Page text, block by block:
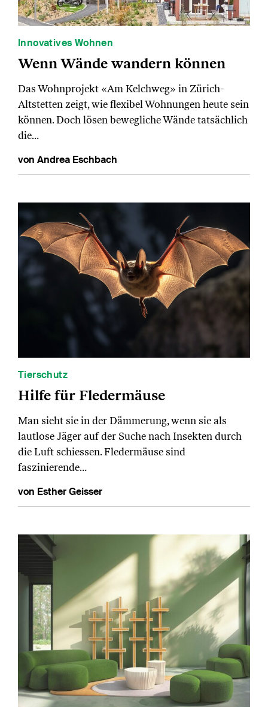
Innovatives Wohnen
Wenn Wände wandern können
Das Wohnprojekt «Am Kelchweg» in Zürich-
Altstetten zeigt, wie flexibel Wohnungen heute sein
können. Doch lösen bewegliche Wände tatsächlich
die…
von Andrea Eschbach
Tierschutz
Hilfe für Fledermäuse
Man sieht sie in der Dämmerung, wenn sie als
lautlose Jäger auf der Suche nach Insekten durch
die Luft schiessen. Fledermäuse sind
faszinierende…
von Esther Geisser